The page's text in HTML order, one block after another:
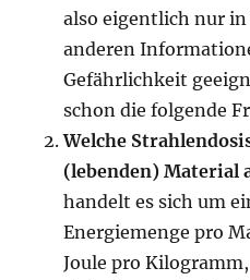
also eigentlich nur
anderen
Gefährlichkeit
schon die folgende
Welche
(lebenden) Material
handelt es sich um
Energiemenge pro
Joule pro